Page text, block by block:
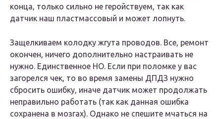
конца, только сильно не геройствуем, так как
датчик наш пластмассовый и может лопнуть.
Защелкиваем колодку жгута проводов. Все, ремонт
окончен, ничего дополнительно настраивать не
нужно. Единственное НО. Если при поломке у вас
загорелся чек, то во время замены ДПДЗ нужно
сбросить ошибку, иначе датчик может продолжать
неправильно работать (так как данная ошибка
сохранена в мозгах). Однако не спешите мчаться на